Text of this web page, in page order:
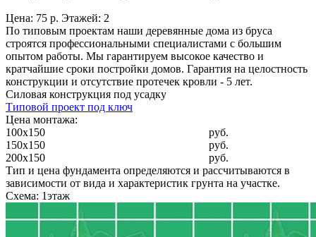
Цена: 75 р. Этажей: 2
По типовым проектам наши деревянные дома из бруса
строятся профессиональными специалистами с большим
опытом работы. Мы гарантируем высокое качество и
кратчайшие сроки постройки домов. Гарантия на целостность
конструкции и отсутствие протечек кровли - 5 лет.
Силовая конструкция под усадку
Типовой проект под ключ
Цена монтажа:
100x150
руб.
150x150
руб.
200x150
руб.
Тип и цена фундамента определяются и рассчитываются в
зависимости от вида и характеристик грунта на участке.
Схема: 1этаж